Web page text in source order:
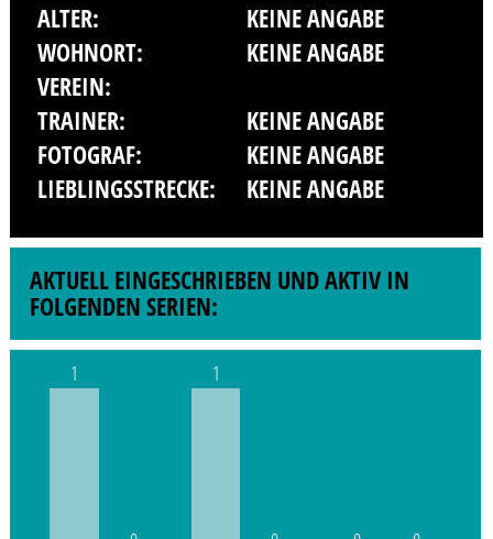
ALTER:
KEINE ANGABE
WOHNORT:
KEINE ANGABE
VEREIN:
TRAINER:
KEINE ANGABE
FOTOGRAF:
KEINE ANGABE
LIEBLINGSSTRECKE:
KEINE ANGABE
AKTUELL EINGESCHRIEBEN UND AKTIV IN
FOLGENDEN SERIEN:
1 1